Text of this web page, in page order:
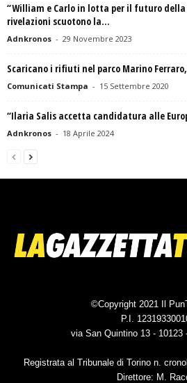
“William e Carlo in lotta per il futuro della
rivelazioni scuotono la...
Adnkronos - 29 Novembre 2023
Scaricano i rifiuti nel parco Marino
Comunicati Stampa - 15 Settembre 2020
“Ilaria Salis accetta candidatura alle
Adnkronos - 18 Aprile 2024
©Copyright 2021 Il
P.I.
via San Quintino 13 - 10123
Registrata al Tribunale di Torino n.
Direttore: M.